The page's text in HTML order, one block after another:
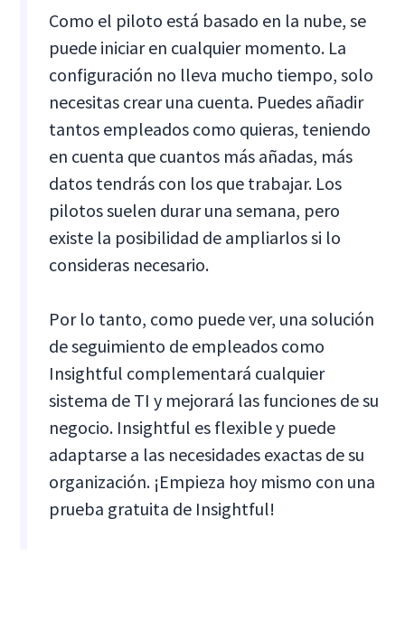
Como el piloto está basado en la nube, se
puede iniciar en cualquier momento. La
configuración no lleva mucho tiempo, solo
necesitas crear una cuenta. Puedes añadir
tantos empleados como quieras, teniendo
en cuenta que cuantos más añadas, más
datos tendrás con los que trabajar. Los
pilotos suelen durar una semana, pero
existe la posibilidad de ampliarlos si lo
consideras necesario.
Por lo tanto, como puede ver, una solución
de seguimiento de empleados como
Insightful complementará cualquier
sistema de TI y mejorará las funciones de su
negocio. Insightful es flexible y puede
adaptarse a las necesidades exactas de su
organización. ¡Empieza hoy mismo con una
prueba gratuita de Insightful!